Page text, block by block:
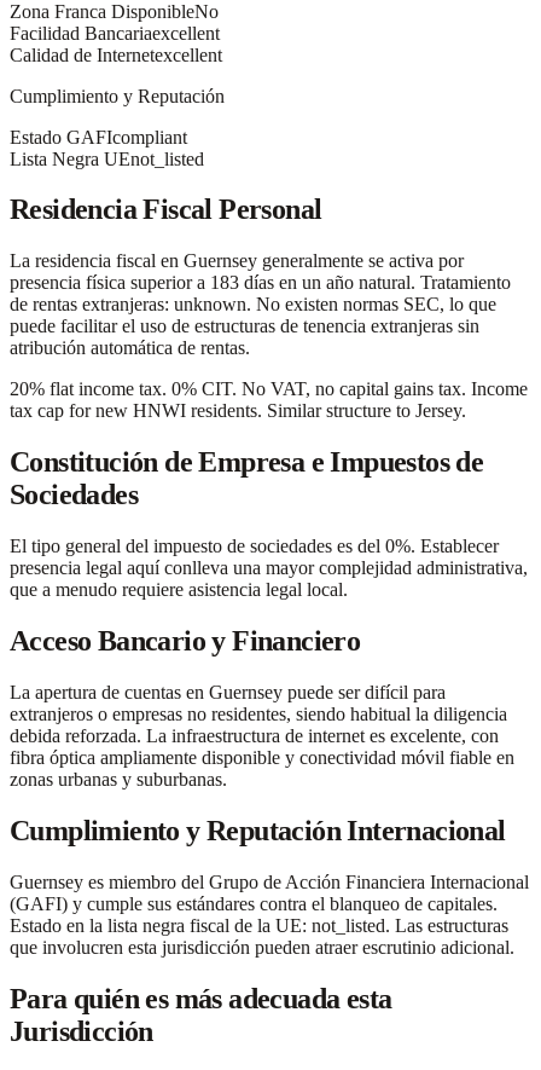
Zona Franca DisponibleNo
Facilidad Bancariaexcellent
Calidad de Internetexcellent
Cumplimiento y Reputación
Estado GAFIcompliant
Lista Negra UEnot_listed
Residencia Fiscal Personal
La residencia fiscal en Guernsey generalmente se activa por
presencia física superior a 183 días en un año natural. Tratamiento
de rentas extranjeras: unknown. No existen normas SEC, lo que
puede facilitar el uso de estructuras de tenencia extranjeras sin
atribución automática de rentas.
20% flat income tax. 0% CIT. No VAT, no capital gains tax. Income
tax cap for new HNWI residents. Similar structure to Jersey.
Constitución de Empresa e Impuestos de
Sociedades
El tipo general del impuesto de sociedades es del 0%. Establecer
presencia legal aquí conlleva una mayor complejidad administrativa,
que a menudo requiere asistencia legal local.
Acceso Bancario y Financiero
La apertura de cuentas en Guernsey puede ser difícil para
extranjeros o empresas no residentes, siendo habitual la diligencia
debida reforzada. La infraestructura de internet es excelente, con
fibra óptica ampliamente disponible y conectividad móvil fiable en
zonas urbanas y suburbanas.
Cumplimiento y Reputación Internacional
Guernsey es miembro del Grupo de Acción Financiera Internacional
(GAFI) y cumple sus estándares contra el blanqueo de capitales.
Estado en la lista negra fiscal de la UE: not_listed. Las estructuras
que involucren esta jurisdicción pueden atraer escrutinio adicional.
Para quién es más adecuada esta
Jurisdicción